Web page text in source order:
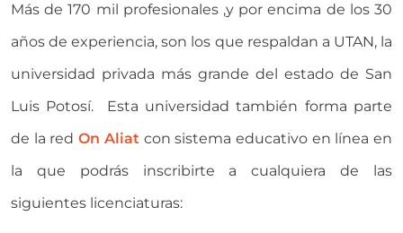
Más de 170 mil profesionales ,y por encima de los 30
años de experiencia, son los que respaldan a UTAN, la
universidad privada más grande del estado de San
Luis Potosí. Esta universidad también forma parte
de la redOn Aliatcon sistema educativo en línea en
la que podrás inscribirte a cualquiera de las
siguientes licenciaturas: